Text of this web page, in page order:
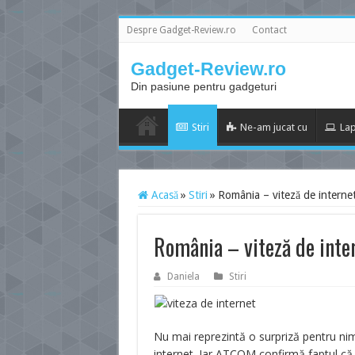
Despre Gadget-Review.ro Contact
Gadget-Review.ro
Din pasiune pentru gadgeturi
Stiri Ne-am jucat cu
Acasă » Stiri » România – viteză de
România – viteză de
Daniela Stiri
Nu mai reprezintă o surpriză pentru